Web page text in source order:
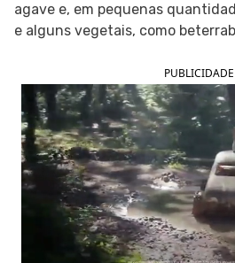
agave e, em pequenas
e alguns vegetais, como
PUBLICIDADE